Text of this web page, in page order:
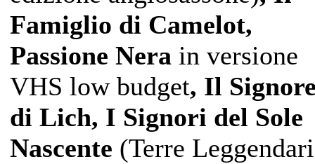
Famiglio di Camelot,
Passione Nera in versione
VHS low budget, Il
di Lich, I Signori del Sole
Nascente (Terre